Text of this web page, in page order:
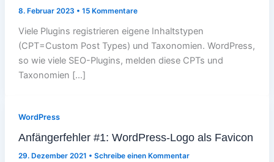
8. Februar 2023 • 15 Kommentare
Viele Plugins registrieren eigene Inhaltstypen
(CPT=Custom Post Types) und Taxonomien. WordPress,
so wie viele SEO-Plugins, melden diese CPTs und
Taxonomien […]
WordPress
Anfängerfehler #1: WordPress-Logo als Favicon
29. Dezember 2021 • Schreibe einen Kommentar